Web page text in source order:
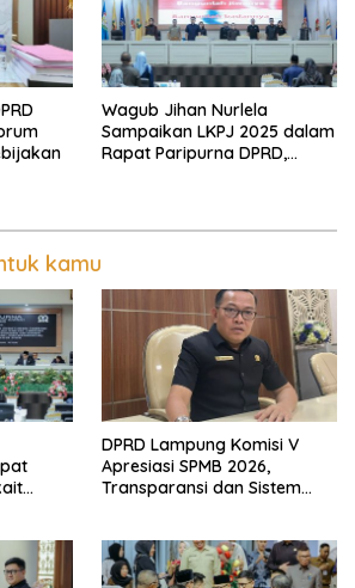
Wagub Jihan Nurlela
Sampaikan LKPJ 2025 dalam
Rapat Paripurna DPRD,
kamu
DPRD Lampung Komisi V
Apresiasi SPMB 2026,
Transparansi dan Sistem
yang Sukses